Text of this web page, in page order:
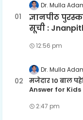
Dr. Mulla
ज्ञानपीठ
सूची :
12:56 pm
Dr. Mulla
मजेदार 10 बाल
Answer for Kids
2:47 pm